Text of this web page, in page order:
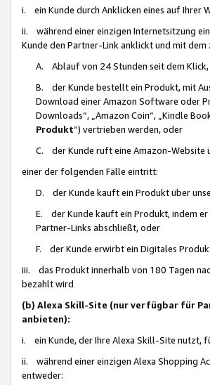
i. ein Kunde durch Anklicken eines auf Ihrer
ii. während einer einzigen Internetsitzung
Kunde den Partner-Link anklickt und mit
A. Ablauf von 24 Stunden seit dem Klick,
B. der Kunde bestellt ein Produkt, mit
Download einer Amazon Software oder
Downloads“, „Amazon Coin“, „Kindle
Produkt“) vertrieben werden, oder
C. der Kunde ruft eine Amazon-Website
einer der folgenden Fälle eintritt:
D. der Kunde kauft ein Produkt über
E. der Kunde kauft ein Produkt, indem er
Partner-Links abschließt, oder
F. der Kunde erwirbt ein Digitales
iii. das Produkt innerhalb von 180 Tagen
bezahlt wird
(b) Alexa Skill-Site (nur verfügbar für
anbieten):
i. ein Kunde, der Ihre Alexa Skill-Site nutzt,
ii. während einer einzigen Alexa Shopping
entweder: